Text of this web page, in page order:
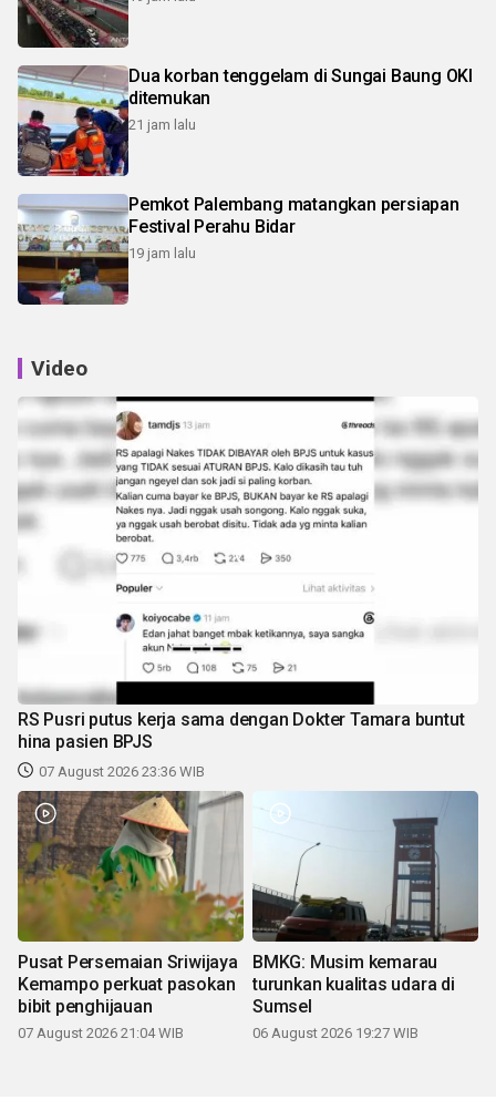
Dua korban tenggelam di Sungai Baung OKI
ditemukan
21 jam lalu
Pemkot Palembang matangkan persiapan
Festival Perahu Bidar
19 jam lalu
Video
RS Pusri putus kerja sama dengan Dokter Tamara buntut
hina pasien BPJS
07 August 2026 23:36 WIB
Pusat Persemaian Sriwijaya
Kemampo perkuat pasokan
bibit penghijauan
07 August 2026 21:04 WIB
BMKG: Musim kemarau
turunkan kualitas udara di
Sumsel
06 August 2026 19:27 WIB